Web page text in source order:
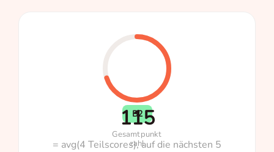
115
Gesamtpunkt
zahl
B2
= avg(4 Teilscores), auf die nächsten 5